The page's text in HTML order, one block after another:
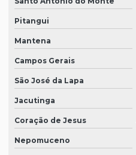
Pitangui
Mantena
Campos Gerais
São José da Lapa
Jacutinga
Coração de Jesus
Nepomuceno